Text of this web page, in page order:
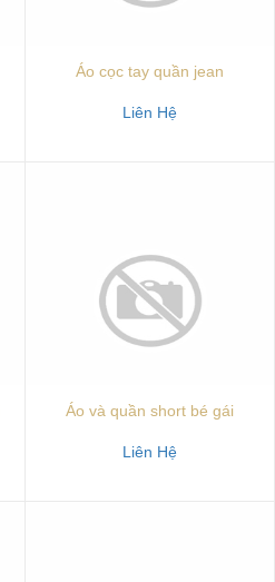
Áo cọc tay quần jean
Liên Hệ
Áo và quần short bé gái
Liên Hệ